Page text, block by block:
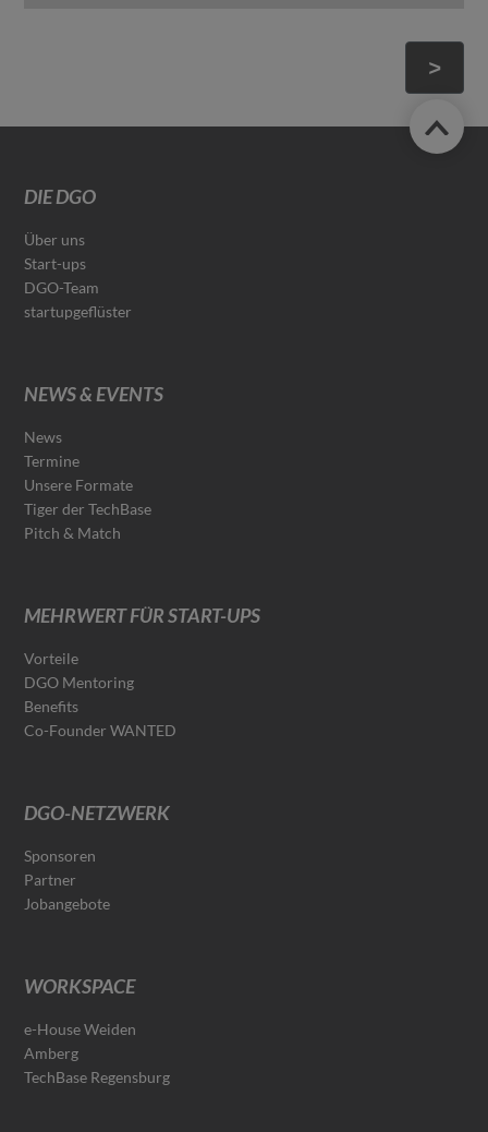
>
DIE DGO
Über uns
Start-ups
DGO-Team
startupgeflüster
NEWS & EVENTS
News
Termine
Unsere Formate
Tiger der TechBase
Pitch & Match
MEHRWERT FÜR START-UPS
Vorteile
DGO Mentoring
Benefits
Co-Founder WANTED
DGO-NETZWERK
Sponsoren
Partner
Jobangebote
WORKSPACE
e-House Weiden
Amberg
TechBase Regensburg